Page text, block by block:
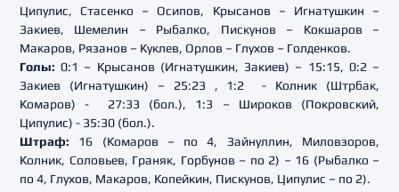
Ципулис, Стасенко – Осипов, Крысанов – Игнатушкин –
Закиев, Шемелин – Рыбалко, Пискунов – Кокшаров –
Макаров, Рязанов – Куклев, Орлов – Глухов – Голденков.
Голы: 0:1 – Крысанов (Игнатушкин, Закиев) – 15:15, 0:2 –
Закиев (Игнатушкин) – 25:23 , 1:2 - Колник (Штрбак,
Комаров) - 27:33 (бол.), 1:3 – Широков (Покровский,
Ципулис) - 35:30 (бол.).
Штраф: 16 (Комаров – по 4, Зайнуллин, Миловзоров,
Колник, Соловьев, Граняк, Горбунов – по 2) – 16 (Рыбалко –
по 4, Глухов, Макаров, Копейкин, Пискунов, Ципулис – по 2).